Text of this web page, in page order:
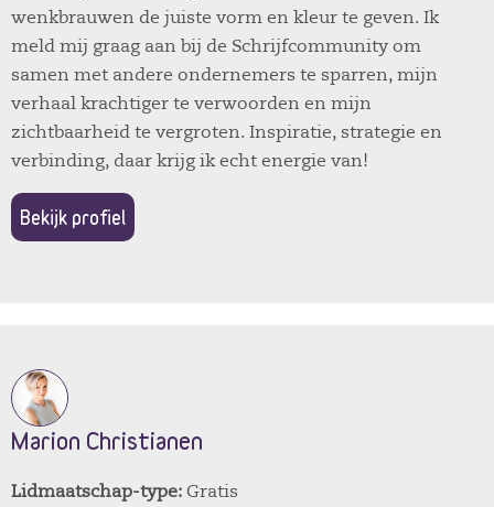
wenkbrauwen de juiste vorm en kleur te geven. Ik
meld mij graag aan bij de Schrijfcommunity om
samen met andere ondernemers te sparren, mijn
verhaal krachtiger te verwoorden en mijn
zichtbaarheid te vergroten. Inspiratie, strategie en
verbinding, daar krijg ik echt energie van!
Bekijk profiel
Marion Christianen
Lidmaatschap-type: Gratis